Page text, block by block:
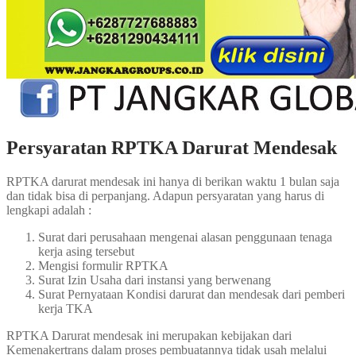
Persyaratan RPTKA Darurat Mendesak
RPTKA darurat mendesak ini hanya di berikan waktu 1 bulan saja
dan tidak bisa di perpanjang. Adapun persyaratan yang harus di
lengkapi adalah :
Surat dari perusahaan mengenai alasan penggunaan tenaga
kerja asing tersebut
Mengisi formulir RPTKA
Surat Izin Usaha dari instansi yang berwenang
Surat Pernyataan Kondisi darurat dan mendesak dari pemberi
kerja TKA
RPTKA Darurat mendesak ini merupakan kebijakan dari
Kemenakertrans dalam proses pembuatannya tidak usah melalui